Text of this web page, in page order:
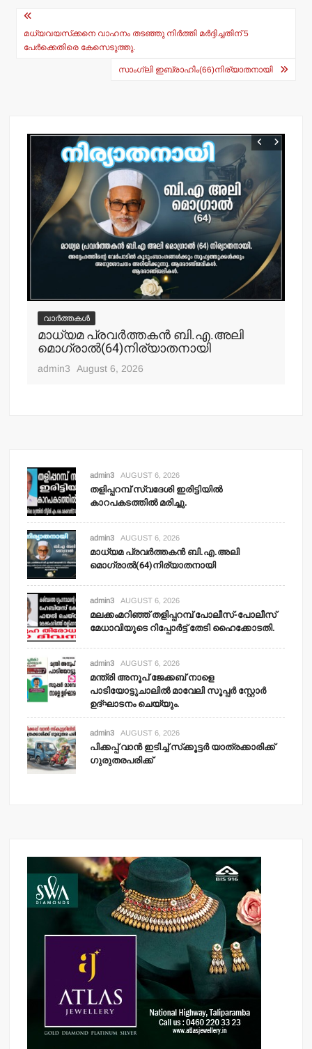
p
o
Post
navigation
മധ്യവയസ്‌ക്കനെ വാഹനം തടഞ്ഞു നിര്‍ത്തി മര്‍ദ്ദിച്ചതിന് 5
പേര്‍ക്കെതിരെ കേസെടുത്തു.
സാംഗ്ലി ഇബ്രാഹിം(66)നിര്യാതനായി
വാർത്തകൾ
മാധ്യമ പ്രവര്‍ത്തകന്‍ ബി.എ.അലി
മൊഗ്രാല്‍(64)നിര്യാതനായി
admin3 August 6, 2026
admin3 AUGUST 6, 2026
തളിപ്പറമ്പ് സ്വദേശി ഇരിട്ടിയില്‍
കാറപകടത്തില്‍ മരിച്ചു.
admin3 AUGUST 6, 2026
മാധ്യമ പ്രവര്‍ത്തകന്‍ ബി.എ.അലി
മൊഗ്രാല്‍(64)നിര്യാതനായി
admin3 AUGUST 6, 2026
മലക്കംമറിഞ്ഞ് തളിപ്പറമ്പ് പോലീസ്-പോലീസ്
മേധാവിയുടെ റിപ്പോര്‍ട്ട് തേടി ഹൈക്കോടതി.
admin3 AUGUST 6, 2026
മന്ത്രി അനൂപ് ജേക്കബ് നാളെ
പാടിയോട്ടുചാലില്‍ മാവേലി സൂപ്പര്‍ സ്റ്റോര്‍
ഉദ്ഘാടനം ചെയ്യും.
admin3 AUGUST 6, 2026
പിക്കപ്പ് വാന്‍ ഇടിച്ച് സ്‌ക്കൂട്ടര്‍ യാത്രക്കാരിക്ക്
ഗുരുതരപരിക്ക്